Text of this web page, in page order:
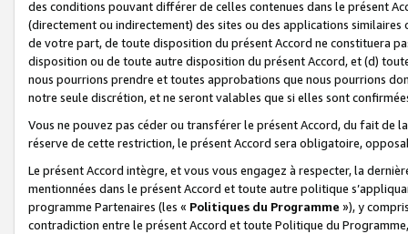
des conditions pouvant différer de celles contenues dans le présent
(directement ou indirectement) des sites ou des applications
de votre part, de toute disposition du présent Accord ne constituera
disposition ou de toute autre disposition du présent Accord, et (d)
nous pourrions prendre et toutes approbations que nous pourrions
notre seule discrétion, et ne seront valables que si elles sont
Vous ne pouvez pas céder ou transférer le présent Accord, du fait de
réserve de cette restriction, le présent Accord sera obligatoire,
Le présent Accord intègre, et vous vous engagez à respecter, la
mentionnées dans le présent Accord et toute autre politique
programme Partenaires (les « Politiques du Programme »), y
contradiction entre le présent Accord et toute Politique du